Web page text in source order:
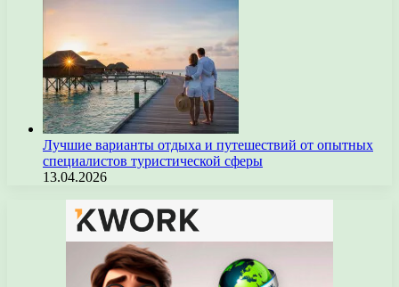
Лучшие варианты отдыха и путешествий от опытных
специалистов туристической сферы
13.04.2026